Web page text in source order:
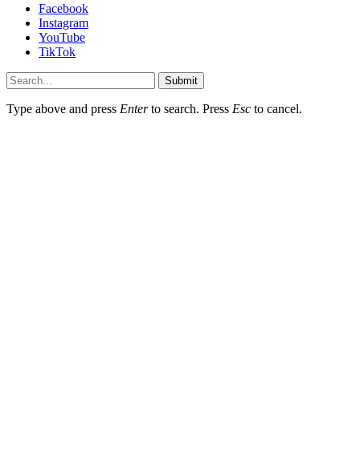
Facebook
Instagram
YouTube
TikTok
Submit
Type above and press Enterto search. Press Esc to cancel.